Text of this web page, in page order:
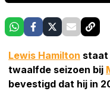
Lewis Hamilton staat
twaalfde seizoen bij
bevestigd dat hij in